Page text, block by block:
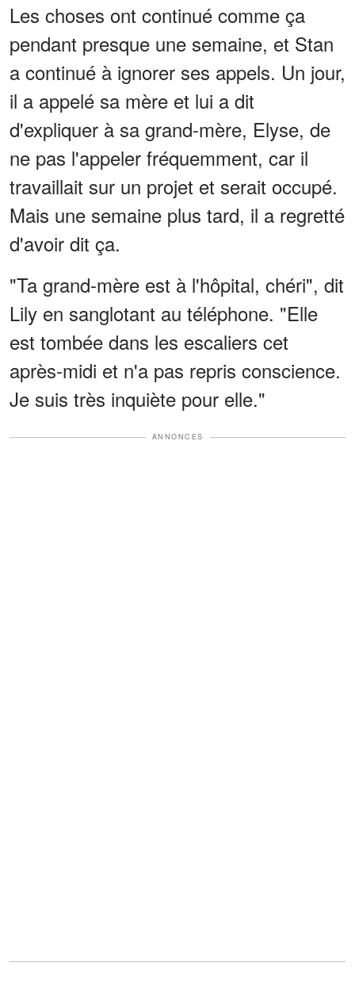
Les choses ont continué comme ça
pendant presque une semaine, et Stan
a continué à ignorer ses appels. Un jour,
il a appelé sa mère et lui a dit
d'expliquer à sa grand-mère, Elyse, de
ne pas l'appeler fréquemment, car il
travaillait sur un projet et serait occupé.
Mais une semaine plus tard, il a regretté
d'avoir dit ça.
"Ta grand-mère est à l'hôpital, chéri", dit
Lily en sanglotant au téléphone. "Elle
est tombée dans les escaliers cet
après-midi et n'a pas repris conscience.
Je suis très inquiète pour elle."
ANNONCES